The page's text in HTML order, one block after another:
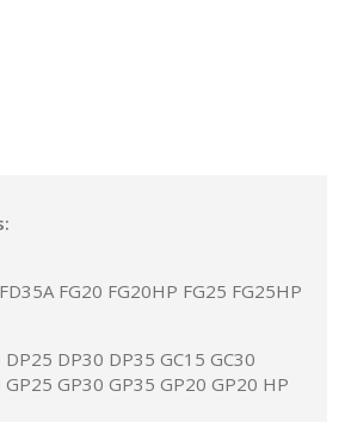
FG20 FG20HP FG25 FG25HP
DP30 DP35 GC15 GC30
GP30 GP35 GP20 GP20 HP